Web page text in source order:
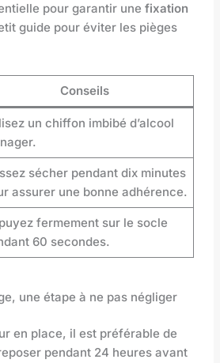
pour garantir unefixation
guide pour éviter les pièges
Conseils
un chiffon imbibé d’alcool
sécher pendant dix minutes
assurer une bonne adhérence.
fermement sur le socle
60 secondes.
une étape à ne pas négliger
en place, il est préférable de
pendant 24 heures avant